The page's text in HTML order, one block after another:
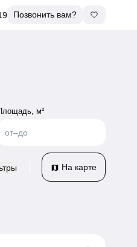
Позвонить вам?
м²
от–до
map На карте